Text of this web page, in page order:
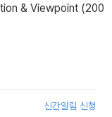
& Viewpoint (200
신간알림 신청